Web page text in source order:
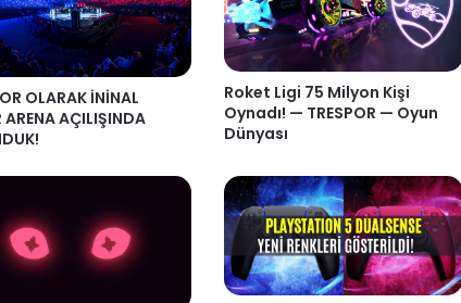
OLARAK İNİNAL
ARENA AÇILIŞINDA
Roket Ligi 75 Milyon Kişi
Oynadı! — TRESPOR — Oyun
Dünyası